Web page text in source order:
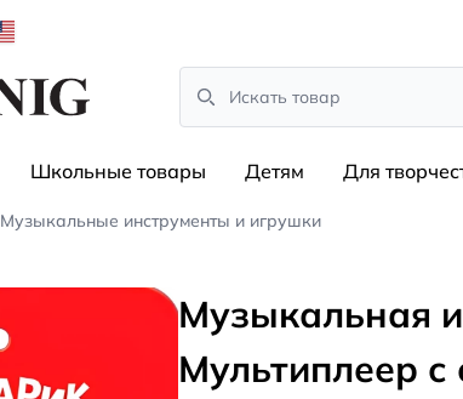
Search
Школьные товары Детям Для
Музыкальные инструменты и игрушки
Музыкальная
Мультиплеер с